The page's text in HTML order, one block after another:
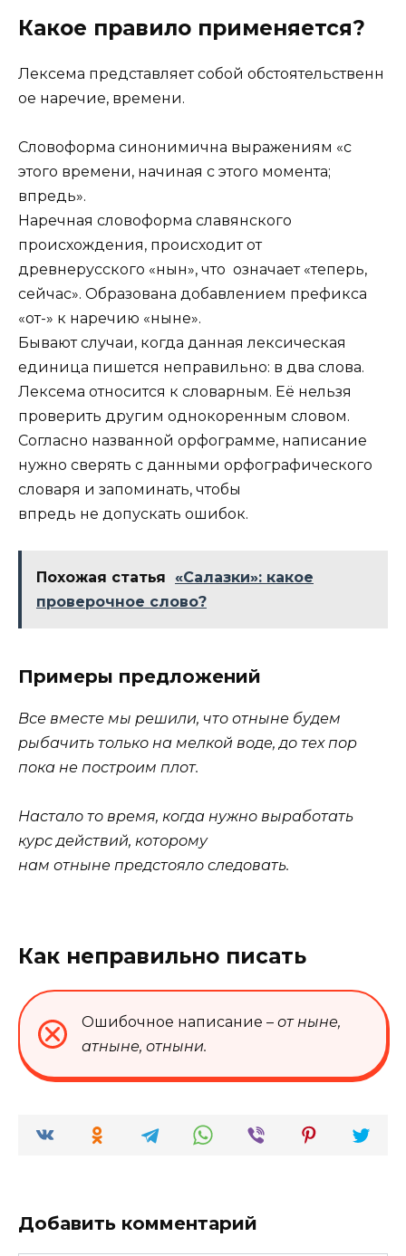
Какое правило применяется?
Лексема представляет собой обстоятельственн
ое наречие, времени.
Словоформа синонимична выражениям «с
этого времени, начиная с этого момента;
впредь».
Наречная словоформа славянского
происхождения, происходит от
древнерусского «нынѣ», что означает «теперь,
сейчас». Образована добавлением префикса
«от-» к наречию «ныне».
Бывают случаи, когда данная лексическая
единица пишется неправильно: в два слова.
Лексема относится к словарным. Её нельзя
проверить другим однокоренным словом.
Согласно названной орфограмме, написание
нужно сверять с данными орфографического
словаря и запоминать, чтобы
впредь не допускать ошибок.
Похожая статья
«Салазки»: какое
проверочное слово?
Примеры предложений
Все вместе мы решили, что отныне будем
рыбачить только на мелкой воде, до тех пор
пока не построим плот.
Настало то время, когда нужно выработать
курс действий, которому
нам отныне предстояло следовать.
Как неправильно писать
Ошибочное написание – от ныне,
атныне, отныни.
Добавить комментарий